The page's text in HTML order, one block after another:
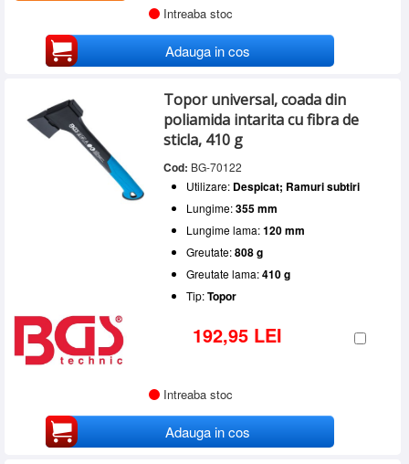
Intreaba stoc
Adauga in cos
Topor universal, coada din
poliamida intarita cu fibra de
sticla, 410 g
Cod: BG-70122
Utilizare: Despicat; Ramuri subtiri
Lungime:355 mm
Lungime lama:120 mm
Greutate:808 g
Greutate lama:410 g
Tip:Topor
192,95 LEI
Intreaba stoc
Adauga in cos